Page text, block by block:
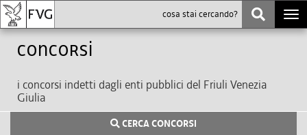
Concorsi
i concorsi indetti dagli enti pubblici del Friuli Venezia
Giulia
CERCA CONCORSI